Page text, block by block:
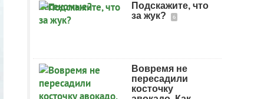
Подскажите, что
за жук?
6
Вовремя не
пересадили
косточку